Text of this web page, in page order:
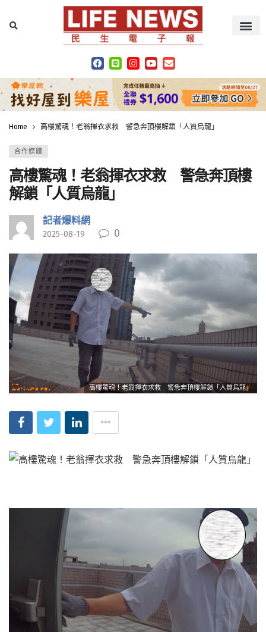
Home 高樓驚魂！老翁揮衣求救 警急奔頂樓解鎖「人質烏龍」
合作媒體
高樓驚魂！老翁揮衣求救 警急奔頂樓
解鎖「人質烏龍」
記者爆料網
2025-08-19 0
高樓驚魂！老翁揮衣求救 警急奔頂樓解鎖「人質烏龍」